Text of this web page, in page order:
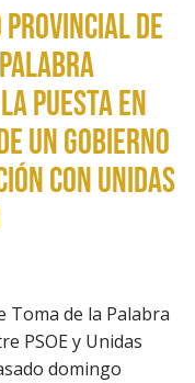
Provincial de
puesta en
un gobierno
con Unidas
Toma de la Palabra
PSOE y Unidas
domingo